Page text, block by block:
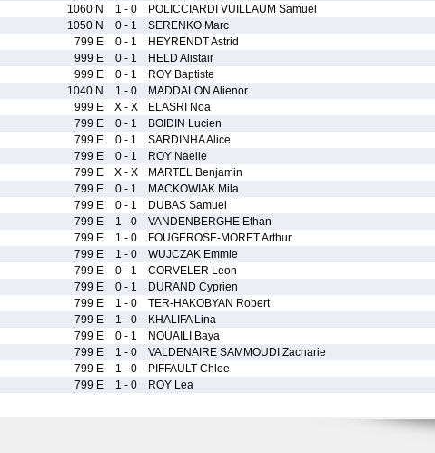
1060 N 1 - 0 POLICCIARDI VUILLAUM Samuel
1050 N 0 - 1 SERENKO Marc
799 E 0 - 1 HEYRENDT Astrid
999 E 0 - 1 HELD Alistair
999 E 0 - 1 ROY Baptiste
1040 N 1 - 0 MADDALON Alienor
999 E X - X ELASRI Noa
799 E 0 - 1 BOIDIN Lucien
799 E 0 - 1 SARDINHA Alice
799 E 0 - 1 ROY Naelle
799 E X - X MARTEL Benjamin
799 E 0 - 1 MACKOWIAK Mila
799 E 0 - 1 DUBAS Samuel
799 E 1 - 0 VANDENBERGHE Ethan
799 E 1 - 0 FOUGEROSE-MORET Arthur
799 E 1 - 0 WUJCZAK Emmie
799 E 0 - 1 CORVELER Leon
799 E 0 - 1 DURAND Cyprien
799 E 1 - 0 TER-HAKOBYAN Robert
799 E 1 - 0 KHALIFA Lina
799 E 0 - 1 NOUAILI Baya
799 E 1 - 0 VALDENAIRE SAMMOUDI Zacharie
799 E 1 - 0 PIFFAULT Chloe
799 E 1 - 0 ROY Lea